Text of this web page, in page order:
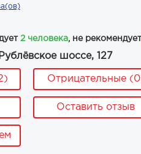
2 человека, не
шоссе, 127
Отрицательные
Оставить отзыв